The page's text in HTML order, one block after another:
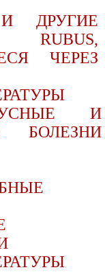
ДРУГИЕ
ЧЕРЕЗ
И
БОЛЕЗНИ